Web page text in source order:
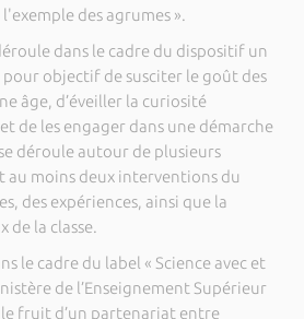
des agrumes ».
dans le cadre du dispositif un
pour objectif de susciter le goût des
âge, d’éveiller la curiosité
de les engager dans une démarche
déroule autour de plusieurs
au moins deux interventions du
des expériences, ainsi que la
de la classe.
le cadre du label « Science avec et
de l’Enseignement Supérieur
le fruit d’un partenariat entre